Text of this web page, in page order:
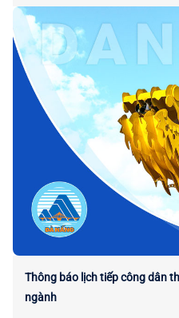
Thông báo lịch tiếp công dân
ngành